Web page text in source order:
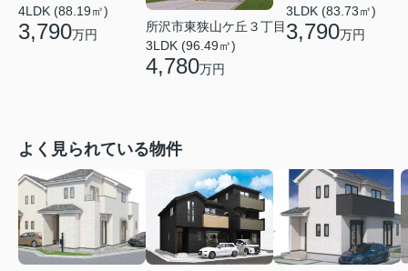
4LDK (88.19㎡)
3,790万円
所沢市東狭山ケ丘３丁目
3LDK (96.49㎡)
4,780万円
3LDK (83.73㎡)
3,790万円
よく見られている物件